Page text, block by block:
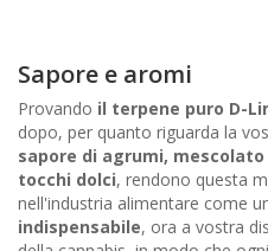
Sapore e aromi
Provando il terpene puro D-
dopo, per quanto riguarda la
sapore di agrumi,
tocchi dolci, rendono questa
nell'industria alimentare come
indispensabile, ora a vostra